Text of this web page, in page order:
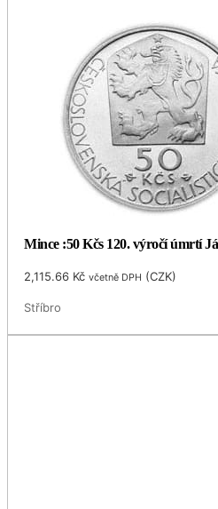
Mince :50 Kčs 120. výročí úmrtí
2,115.66 Kč včetně DPH (CZK)
Stříbro